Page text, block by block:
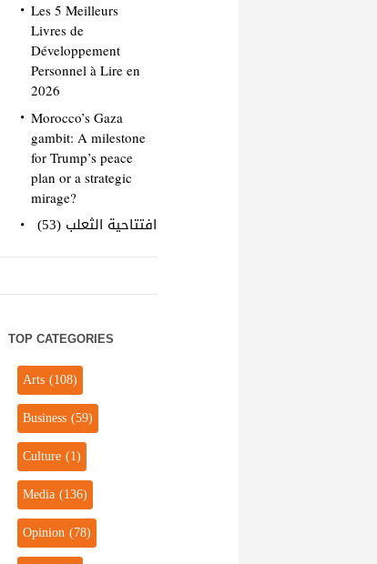
Les 5 Meilleurs
Livres de
Développement
Personnel à Lire en
2026
Morocco’s Gaza
gambit: A milestone
for Trump’s peace
plan or a strategic
mirage?
افتتاحية الثعلب (53)
TOP CATEGORIES
Arts(108)
Business(59)
Culture(1)
Media(136)
Opinion(78)